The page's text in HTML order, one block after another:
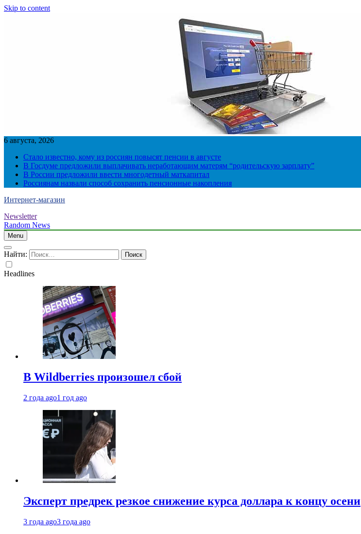
Skip to content
6 августа, 2026
Стало известно, кому из россиян повысят пенсии в августе
В Госдуме предложили выплачивать неработающим матерям “родительскую зарплату”
В России предложили ввести многодетный маткапитал
Россиянам назвали способ сохранить пенсионные накопления
Интернет-магазин
Newsletter
Random News
Menu
Найти:
Headlines
В Wildberries произошел сбой
2 года ago1 год ago
Эксперт предрек резкое снижение курса доллара к концу осени
3 года ago3 года ago